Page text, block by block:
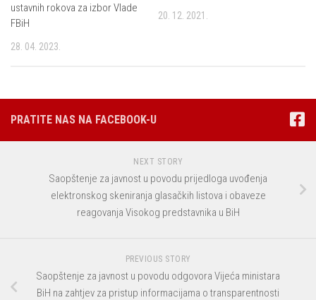
ustavnih rokova za izbor Vlade
FBiH
28. 04. 2023.
20. 12. 2021.
PRATITE NAS NA FACEBOOK-U
NEXT STORY
Saopštenje za javnost u povodu prijedloga uvođenja
elektronskog skeniranja glasačkih listova i obaveze
reagovanja Visokog predstavnika u BiH
PREVIOUS STORY
Saopštenje za javnost u povodu odgovora Vijeća ministara
BiH na zahtjev za pristup informacijama o transparentnosti